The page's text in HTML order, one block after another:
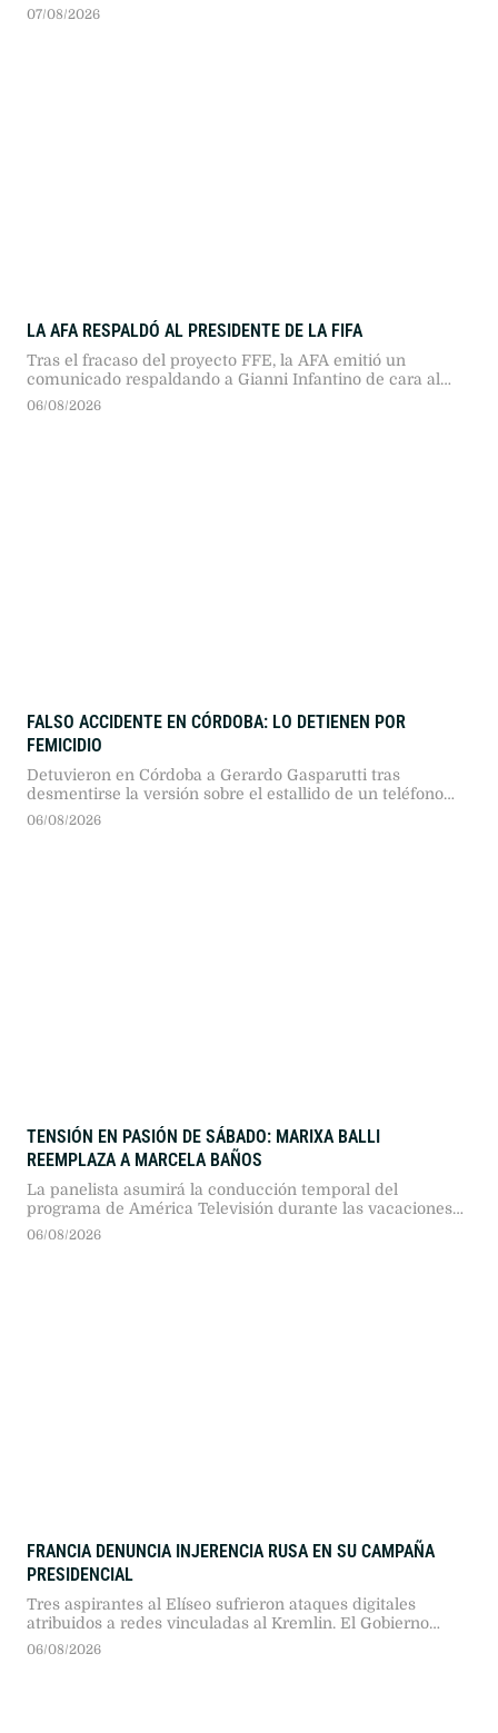
2026. La cifra representó un incremento del 29 por ciento
07/08/2026
LA AFA RESPALDÓ AL PRESIDENTE DE LA FIFA
Tras el fracaso del proyecto FFE, la AFA emitió un
comunicado respaldando a Gianni Infantino de cara al
Congreso FIFA 2027 en Marruecos, destacando su
06/08/2026
FALSO ACCIDENTE EN CÓRDOBA: LO DETIENEN POR
FEMICIDIO
Detuvieron en Córdoba a Gerardo Gasparutti tras
desmentirse la versión sobre el estallido de un teléfono
móvil en su automóvil. La fiscalía lo imputó por el
06/08/2026
TENSIÓN EN PASIÓN DE SÁBADO: MARIXA BALLI
REEMPLAZA A MARCELA BAÑOS
La panelista asumirá la conducción temporal del
programa de América Televisión durante las vacaciones
de la conductora titular, tras un acuerdo entre señales y
06/08/2026
FRANCIA DENUNCIA INJERENCIA RUSA EN SU CAMPAÑA
PRESIDENCIAL
Tres aspirantes al Elíseo sufrieron ataques digitales
atribuidos a redes vinculadas al Kremlin. El Gobierno
propone endurecer sanciones penales mientras la
06/08/2026